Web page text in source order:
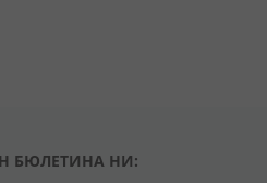
БЮЛЕТИНА НИ: